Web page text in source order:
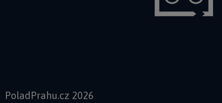
PoladPrahu.cz 2026